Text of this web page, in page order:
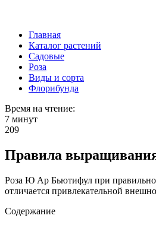
Главная
Каталог растений
Садовые
Роза
Виды и сорта
Флорибунда
Время на чтение:
7 минут
209
Правила
Роза Ю Ар Бьютифул при
отличается привлекательной
Содержание